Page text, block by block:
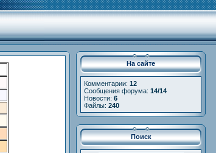
На сайте
Комментарии: 12
Сообщения форума: 14/14
Новости: 6
Файлы: 240
Поиск